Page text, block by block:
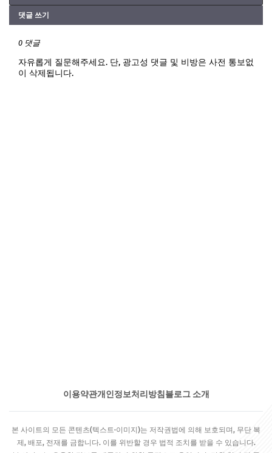
댓글 쓰기
0 댓글
자유롭게 질문해주세요. 단, 광고성 댓글 및 비방은 사전 통보없
이 삭제됩니다.
이용약관개인정보처리방침 블로그 소개
본 사이트의 모든 콘텐츠(텍스트·이미지)는 저작권법에 의해 보호되며, 무단 복
제, 배포, 전재를 금합니다. 이를 위반할 경우 법적 조치를 받을 수 있습니다.